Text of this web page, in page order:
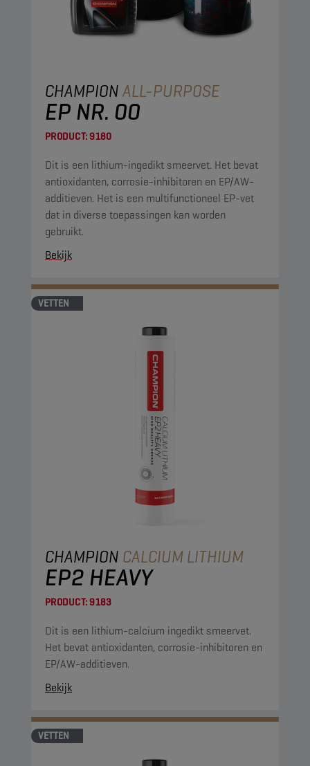
CHAMPIONALL-PURPOSE
EP NR. 00
PRODUCT:9180
Dit is een lithium-ingedikt smeervet. Het bevat
antioxidanten, corrosie-inhibitoren en EP/AW-
additieven. Het is een multifunctioneel EP-vet
dat in diverse toepassingen kan worden
gebruikt.
Bekijk
VETTEN
CHAMPION CALCIUM LITHIUM
EP2 HEAVY
PRODUCT:9183
Dit is een lithium-calcium ingedikt smeervet.
Het bevat antioxidanten, corrosie-inhibitoren en
EP/AW-additieven.
Bekijk
VETTEN